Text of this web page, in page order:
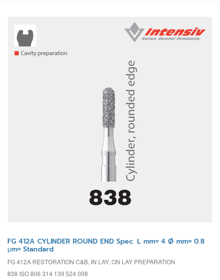
FG 412A CYLINDER ROUND END Spec. L mm= 4 Ø mm= 0.8
µm= Standard
FG 412A RESTORATION C&B, IN LAY, ON LAY PREPARATION
838 ISO 806 314 139 524 008